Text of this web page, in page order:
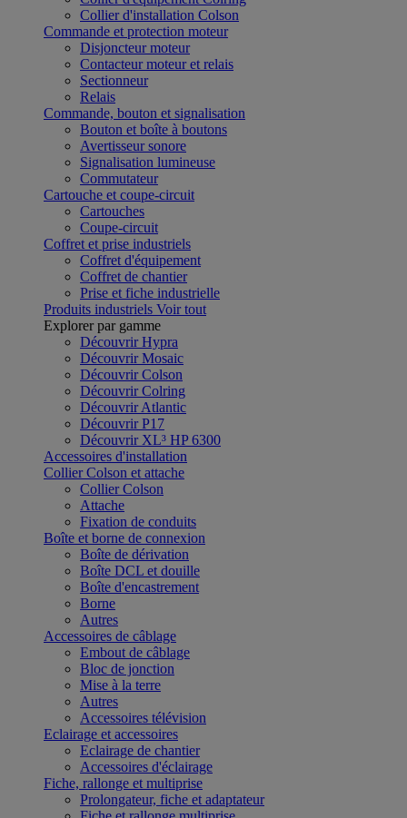
Collier d'installation Colson
Commande et protection moteur
Disjoncteur moteur
Contacteur moteur et relais
Sectionneur
Relais
Commande, bouton et signalisation
Bouton et boîte à boutons
Avertisseur sonore
Signalisation lumineuse
Commutateur
Cartouche et coupe-circuit
Cartouches
Coupe-circuit
Coffret et prise industriels
Coffret d'équipement
Coffret de chantier
Prise et fiche industrielle
Produits industriels Voir tout
Explorer par gamme
Découvrir Hypra
Découvrir Mosaic
Découvrir Colson
Découvrir Colring
Découvrir Atlantic
Découvrir P17
Découvrir XL³ HP 6300
Accessoires d'installation
Collier Colson et attache
Collier Colson
Attache
Fixation de conduits
Boîte et borne de connexion
Boîte de dérivation
Boîte DCL et douille
Boîte d'encastrement
Borne
Autres
Accessoires de câblage
Embout de câblage
Bloc de jonction
Mise à la terre
Autres
Accessoires télévision
Eclairage et accessoires
Eclairage de chantier
Accessoires d'éclairage
Fiche, rallonge et multiprise
Prolongateur, fiche et adaptateur